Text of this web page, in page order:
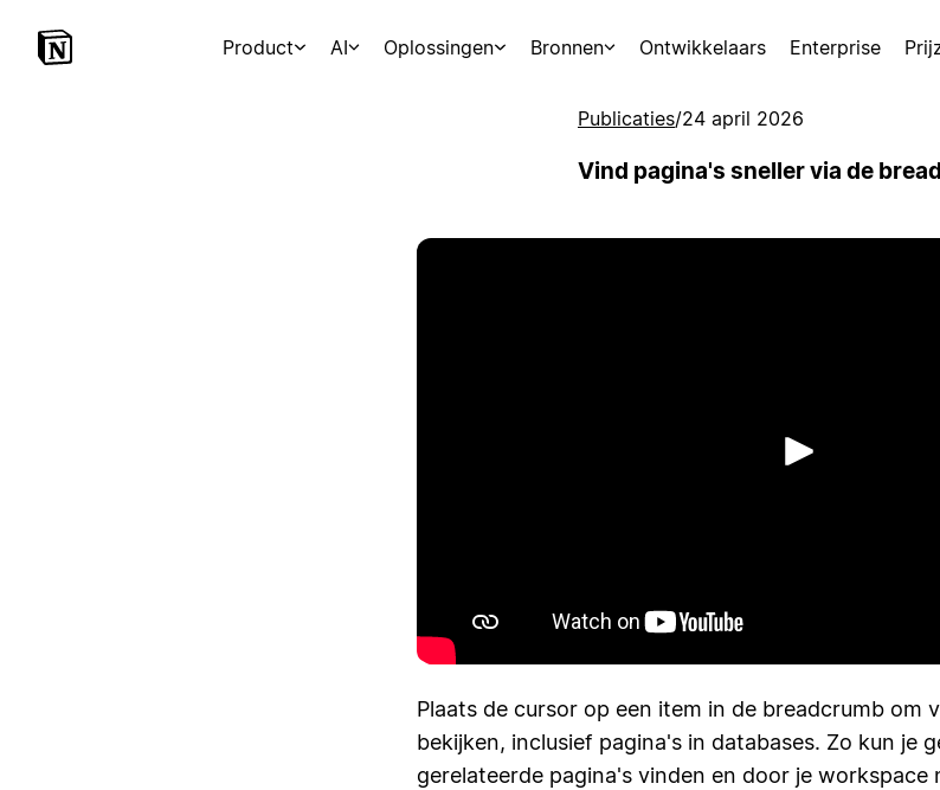
Product AI Oplossingen Bronnen Ontwikkelaars Enterprise
Publicaties/24 april 2026
Vind pagina's sneller via de
Plaats de cursor op een item in de breadcrumb om
bekijken, inclusief pagina's in databases. Zo kun je
gerelateerde pagina's vinden en door je workspace